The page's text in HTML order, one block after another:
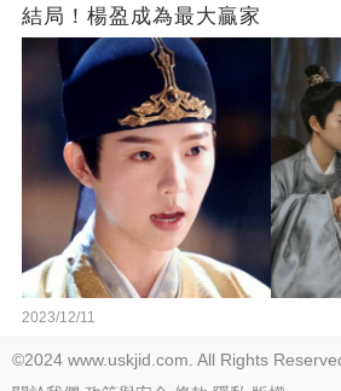
結局！楊盈成為最大贏家
2023/12/11
©2024 www.uskjid.com. All Rights